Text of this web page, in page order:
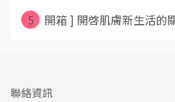
5
開箱 ] 開啓肌膚新生活的
聯絡資訊